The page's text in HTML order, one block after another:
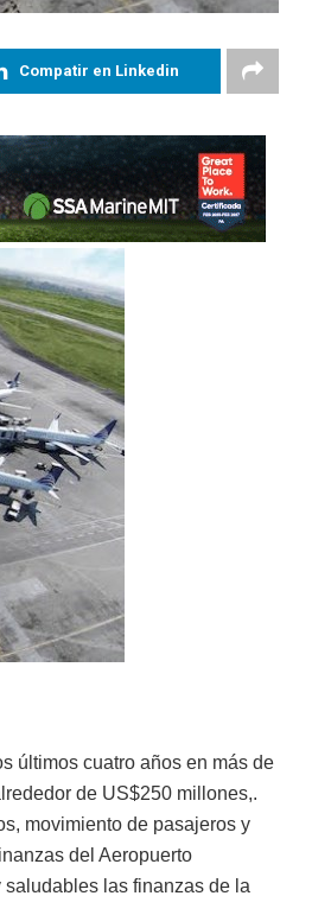
Compatir en Linkedin
últimos cuatro años en más de
de US$250 millones,.
movimiento de pasajeros y
del Aeropuerto
las finanzas de la